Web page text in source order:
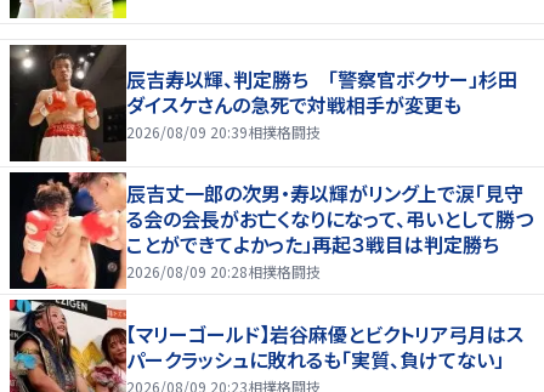
辰吉寿以輝、判定勝ち 「警察官ボクサー」杉田
ダイスケさんの急死で対戦相手が変更も
2026/08/09 20:39相撲格闘技
辰吉丈一郎の次男・寿以輝がリング上で涙「見守
る会の会長がお亡くなりになって、弔いとして勝つ
ことができてよかった」再起３戦目は判定勝ち
2026/08/09 20:28相撲格闘技
【マリーゴールド】岩谷麻優とビクトリア弓月はス
パークラッシュに敗れるも「実質、負けてない」
2026/08/09 20:23相撲格闘技